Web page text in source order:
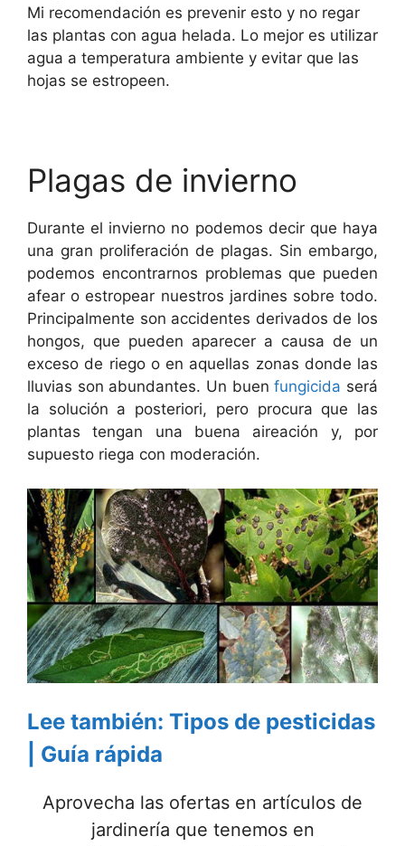
Mi recomendación es prevenir esto y no regar
las plantas con agua helada. Lo mejor es utilizar
agua a temperatura ambiente y evitar que las
hojas se estropeen.
Plagas de invierno
Durante el invierno no podemos decir que haya
una gran proliferación de plagas. Sin embargo,
podemos encontrarnos problemas que pueden
afear o estropear nuestros jardines sobre todo.
Principalmente son accidentes derivados de los
hongos, que pueden aparecer a causa de un
exceso de riego o en aquellas zonas donde las
lluvias son abundantes. Un buenfungicida será
la solución a posteriori, pero procura que las
plantas tengan una buena aireación y, por
supuesto riega con moderación.
Lee también: Tipos de pesticidas
| Guía rápida
Aprovecha las ofertas en artículos de
jardinería que tenemos en